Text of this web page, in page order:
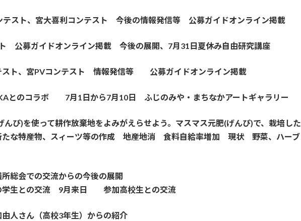
スト、宮大喜利コンテスト 今後の情報発信等 公募ガイドオンライン掲載
公募ガイドオンライン掲載 今後の展開、7月31日夏休み自由研究講座
スト、宮PVコンテスト 情報発信等 公募ガイドオンライン掲載
とのコラボ 7月1日から7月10日 ふじのみや・まちなかアートギャラリー
ぴ)を使って耕作放棄地をよみがえらせよう。マスマス元肥(げんぴ)で、栽培した
たな特産物、スィーツ等の作成 地産地消 食料自給率増加 現状 野菜、ハーブ
総会での交流からの今後の展開
学生との交流 9月来日 参加高校生との交流
人さん（高校3年生）からの紹介